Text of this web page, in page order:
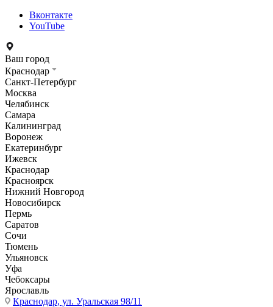
Вконтакте
YouTube
Ваш город
Краснодар
Санкт-Петербург
Москва
Челябинск
Самара
Калининград
Воронеж
Екатеринбург
Ижевск
Краснодар
Красноярск
Нижний Новгород
Новосибирск
Пермь
Саратов
Сочи
Тюмень
Ульяновск
Уфа
Чебоксары
Ярославль
Краснодар, ул. Уральская 98/11